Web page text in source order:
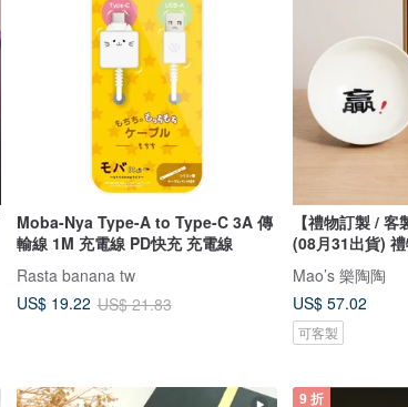
Moba-Nya Type-A to Type-C 3A 傳
輸線 1M 充電線 PD快充 充電線
Rasta banana tw
US$ 19.22 US$ 21.83
【禮物訂製 /
(08月31出貨)
Mao’s 樂陶陶
US$ 57.02
可客製
9 折